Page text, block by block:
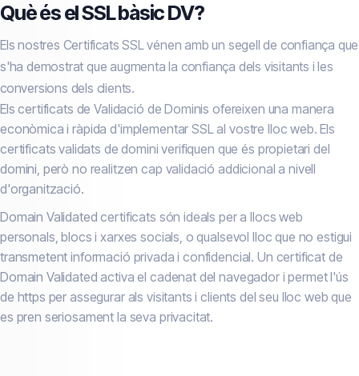
Què és el SSL bàsic DV?
Els nostres Certificats SSL vénen amb un segell de confiança que
s'ha demostrat que augmenta la confiança dels visitants i les
conversions dels clients.
Els certificats de Validació de Dominis ofereixen una manera
econòmica i ràpida d'implementar SSL al vostre lloc web. Els
certificats validats de domini verifiquen que és propietari del
domini, però no realitzen cap validació addicional a nivell
d'organització.
Domain Validated certificats són ideals per a llocs web
personals, blocs i xarxes socials, o qualsevol lloc que no estigui
transmetent informació privada i confidencial. Un certificat de
Domain Validated activa el cadenat del navegador i permet l'ús
de https per assegurar als visitants i clients del seu lloc web que
es pren seriosament la seva privacitat.